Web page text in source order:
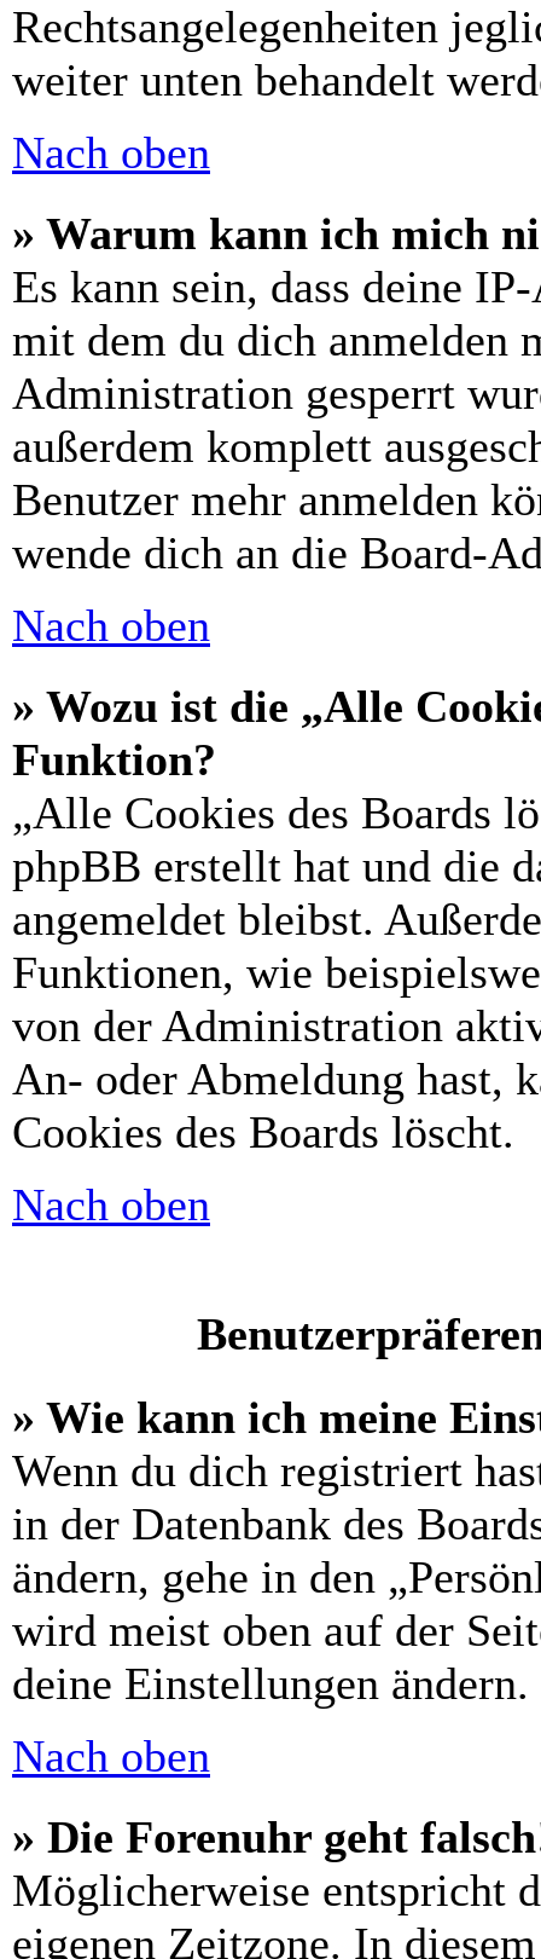
Rechtsangelegenheiten
weiter unten behandelt
Nach oben
» Warum kann ich mich
Es kann sein, dass deine
mit dem du dich anmelden
Administration gesperrt
außerdem komplett
Benutzer mehr anmelden
wende dich an die Board-
Nach oben
» Wozu ist die „Alle
Funktion?
„Alle Cookies des Boards
phpBB erstellt hat und die
angemeldet bleibst.
Funktionen, wie
von der Administration
An- oder Abmeldung hast,
Cookies des Boards löscht.
Nach oben
» Wie kann ich meine
Wenn du dich registriert
in der Datenbank des
ändern, gehe in den
wird meist oben auf der
deine Einstellungen ändern.
Nach oben
» Die Forenuhr geht
Möglicherweise entspricht
eigenen Zeitzone. In